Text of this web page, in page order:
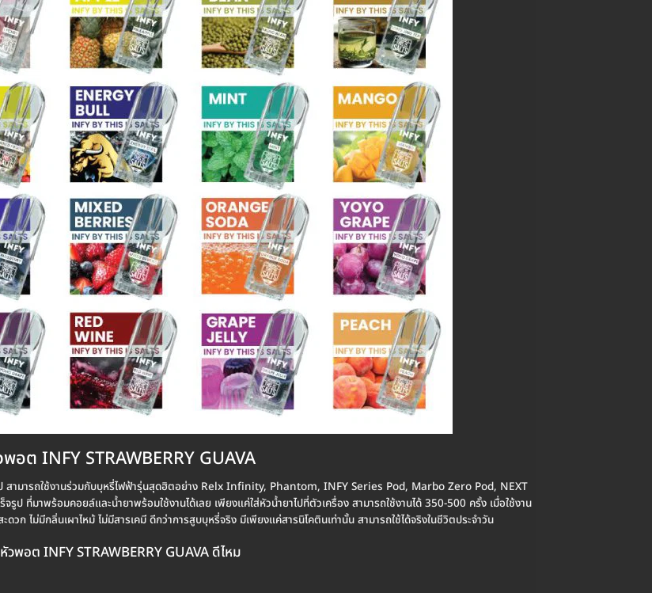
อต INFY STRAWBERRY GUAVA
สามารถใช้งานร่วมกับบุหรี่ไฟฟ้ารุ่นสุดฮิตอย่าง Relx Infinity, Phantom, INFY Series Pod, Marbo Zero Pod, NEXT
ป ที่มาพร้อมคอยล์และน้ำยาพร้อมใช้งานได้เลย เพียงแค่ใส่หัวน้ำยาไปที่ตัวเครื่อง สามารถใช้งานได้ 350-500 ครั้ง เมื่อใช้งาน
วก ไม่มีกลิ่นเผาไหม้ ไม่มีสารเคมี ดีกว่าการสูบบุหรี่จริง มีเพียงแค่สารนิโคตินเท่านั้น สามารถใช้ได้จริงในชีวิตประจำวัน
หัวพอต INFY STRAWBERRY GUAVA ดีไหม